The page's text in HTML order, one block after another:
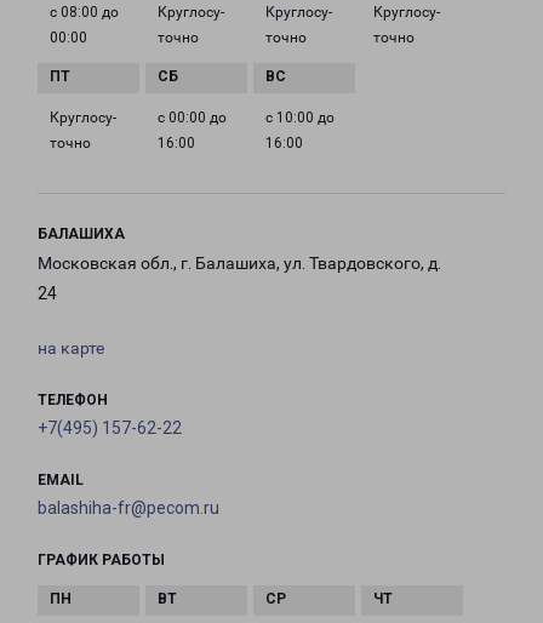
с 08:00 до
00:00
Круглосу­
точно
Круглосу­
точно
Круглосу­
точно
Круглосу­
точно
с 00:00 до
16:00
с 10:00 до
16:00
БАЛАШИХА
Московская обл., г. Балашиха, ул. Твардовского, д.
24
на карте
ТЕЛЕФОН
+7(495) 157-62-22
EMAIL
balashiha-fr@pecom.ru
ГРАФИК РАБОТЫ